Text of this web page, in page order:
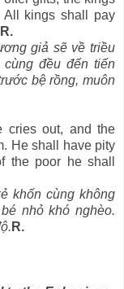
All kings shall pay
R.
giả sẽ về triều
đều đến tiến
bệ rồng, muôn
cries out, and the
He shall have pity
the poor he shall
khốn cùng không
nhỏ khó nghèo.
R.